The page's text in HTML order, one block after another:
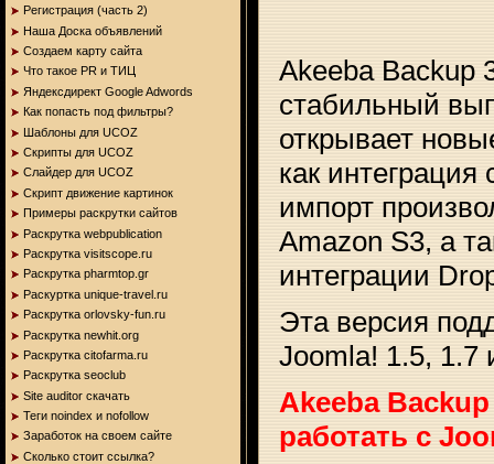
Регистрация (часть 2)
Наша Доска объявлений
Создаем карту сайта
Что такое PR и ТИЦ
Яндексдирект Google Adwords
Как попасть под фильтры?
Шаблоны для UCOZ
Скрипты для UCOZ
Слайдер для UCOZ
Скрипт движение картинок
Примеры раскрутки сайтов
Раскрутка webpublication
Раскрутка visitscope.ru
Раскрутка pharmtop.gr
Раскуртка unique-travel.ru
Раскрутка orlovsky-fun.ru
Раскрутка newhit.org
Раскрутка citofarmа.ru
Раскрутка seoclub
Site auditor скачать
Теги noindex и nofollow
Заработок на своем сайте
Сколько стоит ссылка?
Akeeba Backup
стабильный
открывает
как
импорт
Amazon S3, а
интеграции
Эта версия
Joomla! 1.5, 1.7
Akееba
работать с